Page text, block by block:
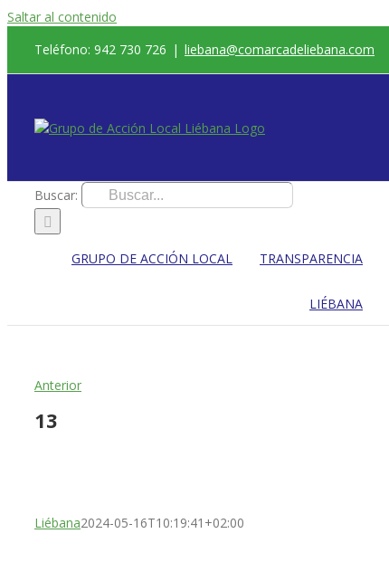
Saltar al contenido
Teléfono: 942 730 726 | liebana@comarcadeliebana.com
Buscar:
GRUPO DE ACCIÓN LOCAL TRANSPARENCIA
LIÉBANA
Anterior
13
Liébana2024-05-16T10:19:41+02:00